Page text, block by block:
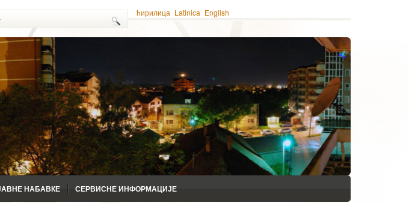
ћирилица Latinica English
НАБАВКЕ СЕРВИСНЕ ИНФОРМАЦИЈЕ